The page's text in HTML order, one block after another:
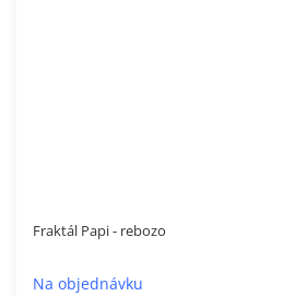
Fraktál Papi - rebozo
Na objednávku